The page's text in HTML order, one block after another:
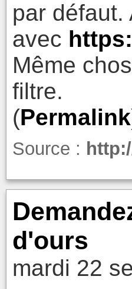
par défaut.
avec
Même
filtre.
(Permalink
Source :
d'ours
mardi 22